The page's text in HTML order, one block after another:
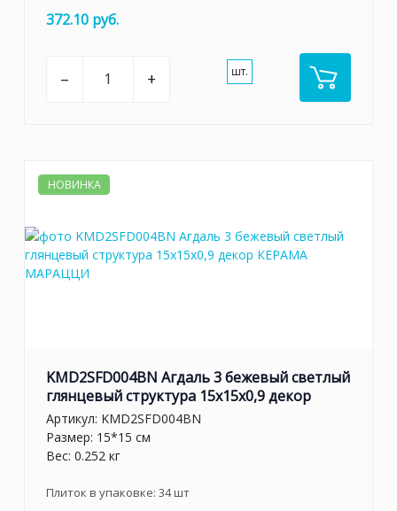
372.10 руб.
– + шт.
НОВИНКА
KMD2SFD004BN Агдаль 3 бежевый светлый
глянцевый структура 15x15x0,9 декор
Артикул: KMD2SFD004BN
Размер: 15*15 см
Вес: 0.252 кг
Плиток в упаковке: 34шт